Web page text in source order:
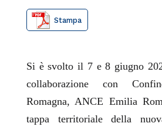
Stampa
Si è svolto il 7 e 8 giugno
collaborazione con
Romagna, ANCE Emilia
tappa territoriale della